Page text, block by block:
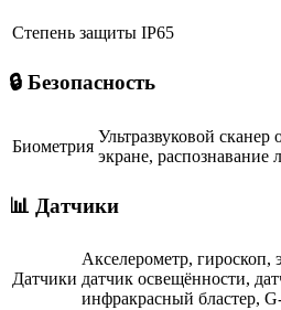
Степень защиты IP65
🔒 Безопасность
Биометрия
Ультразвуковой сканер
экране, распознавание
📊 Датчики
Датчики
Акселерометр, гироскоп,
датчик освещённости,
инфракрасный бластер,